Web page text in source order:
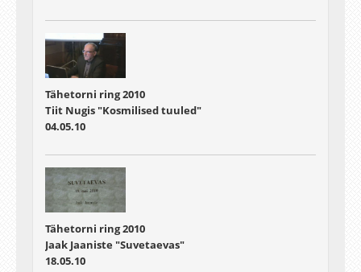
Tähetorni ring 2010
Tiit Nugis "Kosmilised tuuled"
04.05.10
Tähetorni ring 2010
Jaak Jaaniste "Suvetaevas"
18.05.10